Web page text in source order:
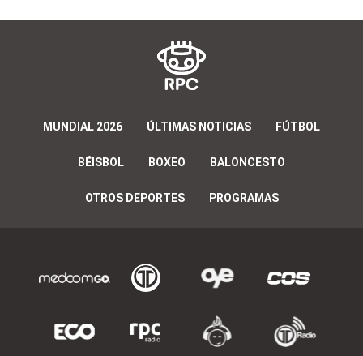
MUNDIAL 2026 ÚLTIMAS NOTICIAS FÚTBOL
BÉISBOL BOXEO BALONCESTO
OTROS DEPORTES PROGRAMAS